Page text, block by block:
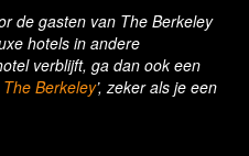
de gasten van The Berkeley
hotels in andere
verblijft, ga dan ook een
Berkeley’, zeker als je een